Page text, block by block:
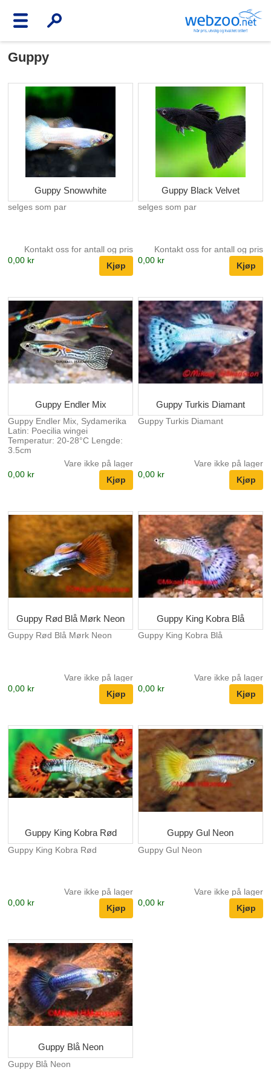
Guppy
Guppy Snowwhite
selges som par
Kontakt oss for antall og pris
0,00 kr
Guppy Black Velvet
selges som par
Kontakt oss for antall og pris
0,00 kr
Guppy Endler Mix
Guppy Endler Mix, Sydamerika
Latin: Poecilia wingei
Temperatur: 20-28°C Lengde:
3.5cm
Vare ikke på lager
0,00 kr
Guppy Turkis Diamant
Guppy Turkis Diamant
Vare ikke på lager
0,00 kr
Guppy Rød Blå Mørk Neon
Guppy Rød Blå Mørk Neon
Vare ikke på lager
0,00 kr
Guppy King Kobra Blå
Guppy King Kobra Blå
Vare ikke på lager
0,00 kr
Guppy King Kobra Rød
Guppy King Kobra Rød
Vare ikke på lager
0,00 kr
Guppy Gul Neon
Guppy Gul Neon
Vare ikke på lager
0,00 kr
Guppy Blå Neon
Guppy Blå Neon